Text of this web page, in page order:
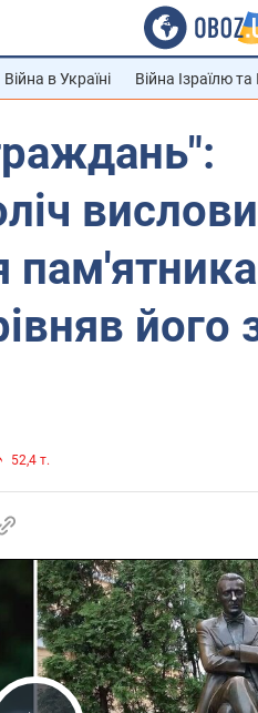
Війна в Україні Війна Ізраїлю та
пам'ятника
його
52,4 т.